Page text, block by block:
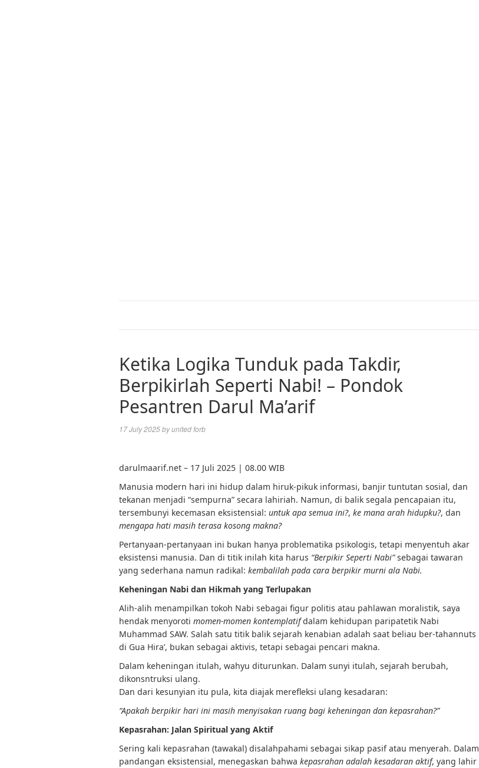
Ketika Logika Tunduk pada Takdir,
Berpikirlah Seperti Nabi! – Pondok
Pesantren Darul Ma’arif
17 July 2025byunited forb
darulmaarif.net – 17 Juli 2025 | 08.00 WIB
Manusia modern hari ini hidup dalam hiruk-pikuk informasi, banjir tuntutan sosial, dan
tekanan menjadi “sempurna” secara lahiriah. Namun, di balik segala pencapaian itu,
tersembunyi kecemasan eksistensial: untuk apa semua ini?, ke mana arah hidupku?, dan
mengapa hati masih terasa kosong makna?
Pertanyaan-pertanyaan ini bukan hanya problematika psikologis, tetapi menyentuh akar
eksistensi manusia. Dan di titik inilah kita harus “Berpikir Seperti Nabi”sebagai tawaran
yang sederhana namun radikal: kembalilah pada cara berpikir murni ala Nabi.
Keheningan Nabi dan Hikmah yang Terlupakan
Alih-alih menampilkan tokoh Nabi sebagai figur politis atau pahlawan moralistik, saya
hendak menyoroti momen-momen kontemplatifdalam kehidupan paripatetik Nabi
Muhammad SAW. Salah satu titik balik sejarah kenabian adalah saat beliau ber-tahannuts
di Gua Hira’, bukan sebagai aktivis, tetapi sebagai pencari makna.
Dalam keheningan itulah, wahyu diturunkan. Dalam sunyi itulah, sejarah berubah,
dikonsntruksi ulang.
Dan dari kesunyian itu pula, kita diajak merefleksi ulang kesadaran:
“Apakah berpikir hari ini masih menyisakan ruang bagi keheningan dan kepasrahan?”
Kepasrahan: Jalan Spiritual yang Aktif
Sering kali kepasrahan (tawakal) disalahpahami sebagai sikap pasif atau menyerah. Dalam
pandangan eksistensial, menegaskan bahwa kepasrahan adalah kesadaran aktif, yang lahir